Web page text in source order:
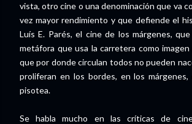
vista, otro cine o una denominación que va
vez mayor rendimiento y que defiende el
Luís E. Parés, el cine de los márgenes,
metáfora que usa la carretera como imagen
que por donde circulan todos no pueden
proliferan en los bordes, en los márgenes,
pisotea.
Se habla mucho en las críticas de